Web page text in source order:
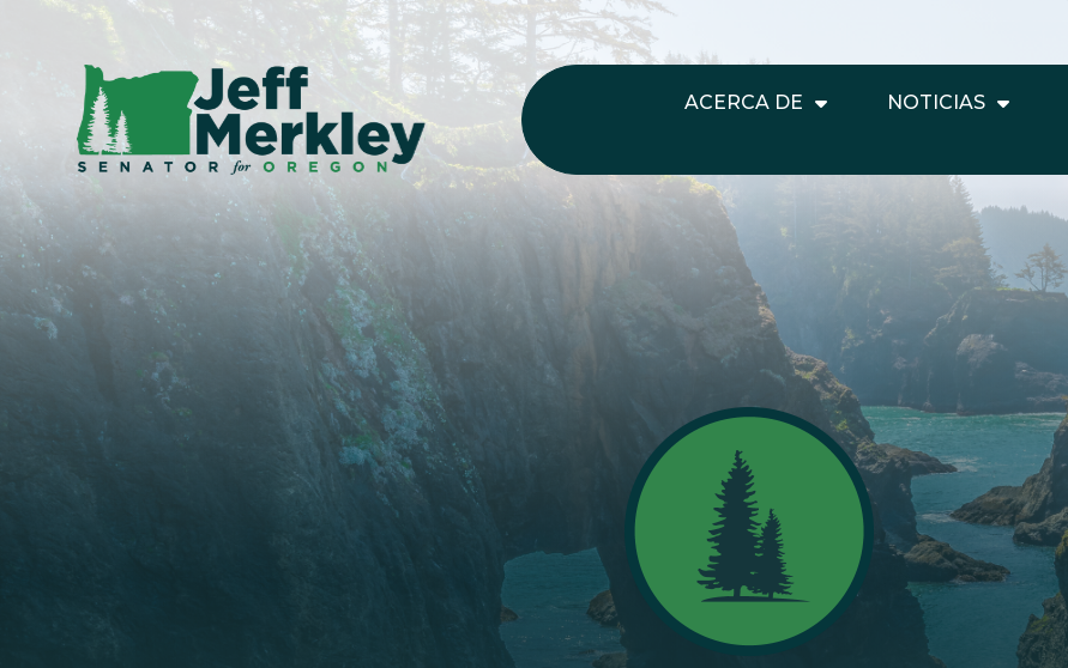
ACERCA DE NOTICIAS